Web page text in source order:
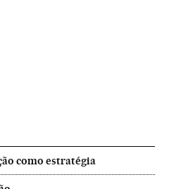
como estratégia